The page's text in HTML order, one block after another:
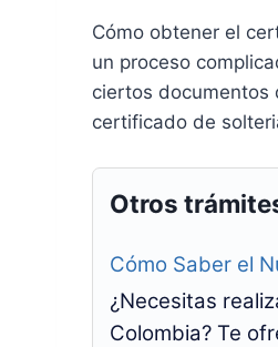
Cómo obtener el
un proceso
ciertos documentos
certificado de
Otros
Cómo Saber el
¿Necesitas
Colombia? Te